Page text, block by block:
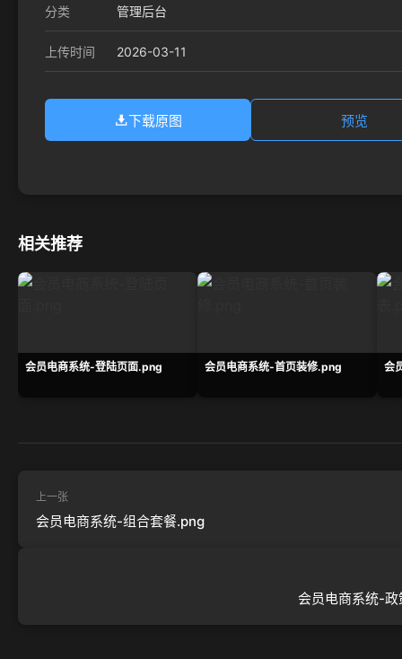
分类 管理后台
上传时间 2026-03-11
下载原图 预览
相关推荐
会员电商系统-登陆页面.png 会员电商系统-首页装修.png 会
上一张
会员电商系统-组合套餐.png
会员电商系统-